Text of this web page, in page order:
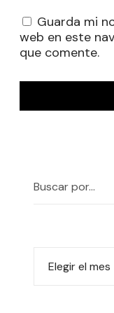
Guarda mi
web en este
que comente.